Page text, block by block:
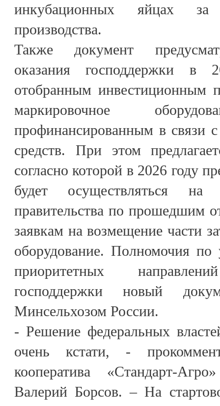
инкубационных яйцах за
производства.
Также документ
оказания господдержки в
отобранным инвестиционным
маркировочное
профинансированным в связи
средств. При этом
согласно которой в 2026 году
будет осуществляться на
правительства по прошедшим
заявкам на возмещение части
оборудование. Полномочия по
приоритетных
господдержки новый
Минсельхозом России.
- Решение федеральных
очень кстати, -
кооператива «Стандарт-
Валерий Борсов. – На